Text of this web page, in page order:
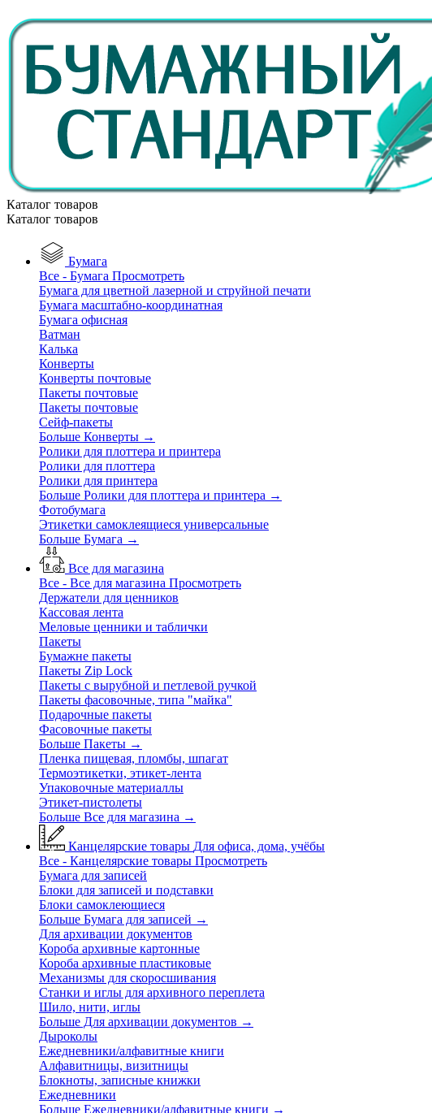
Каталог товаров
Каталог товаров
Бумага
Все - Бумага Просмотреть
Бумага для цветной лазерной и струйной печати
Бумага масштабно-координатная
Бумага офисная
Ватман
Калька
Конверты
Конверты почтовые
Пакеты почтовые
Пакеты почтовые
Сейф-пакеты
Больше Конверты →
Ролики для плоттера и принтера
Ролики для плоттера
Ролики для принтера
Больше Ролики для плоттера и принтера →
Фотобумага
Этикетки самоклеящиеся универсальные
Больше Бумага →
Все для магазина
Все - Все для магазина Просмотреть
Держатели для ценников
Кассовая лента
Меловые ценники и таблички
Пакеты
Бумажне пакеты
Пакеты Zip Lock
Пакеты с вырубной и петлевой ручкой
Пакеты фасовочные, типа "майка"
Подарочные пакеты
Фасовочные пакеты
Больше Пакеты →
Пленка пищевая, пломбы, шпагат
Термоэтикетки, этикет-лента
Упаковочные материаллы
Этикет-пистолеты
Больше Все для магазина →
Канцелярские товары Для офиса, дома, учёбы
Все - Канцелярские товары Просмотреть
Бумага для записей
Блоки для записей и подставки
Блоки самоклеющиеся
Больше Бумага для записей →
Для архивации документов
Короба архивные картонные
Короба архивные пластиковые
Механизмы для скоросшивания
Станки и иглы для архивного переплета
Шило, нити, иглы
Больше Для архивации документов →
Дыроколы
Ежедневники/алфавитные книги
Алфавитницы, визитницы
Блокноты, записные книжки
Ежедневники
Больше Ежедневники/алфавитные книги →